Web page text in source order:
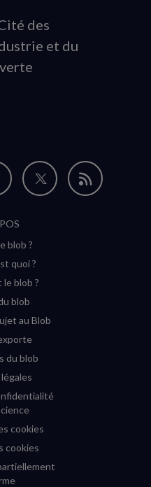
des
et du
(nouvelle
Nous
Flux
blob ?
quoi ?
le blob ?
blob
au Blob
du blob
cookies
cookies